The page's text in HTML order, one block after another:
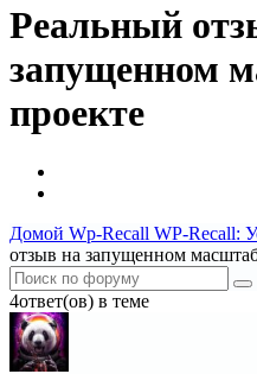
Реальный
запущенном
проекте
Домой Wp-Recall WP-Recall:
отзыв на запущенном
4ответ(ов) в теме